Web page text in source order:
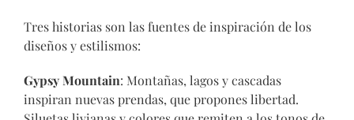
Tres historias son las fuentes de inspiración de los
diseños y estilismos:
Gypsy Mountain: Montañas, lagos y cascadas
inspiran nuevas prendas, que propones libertad.